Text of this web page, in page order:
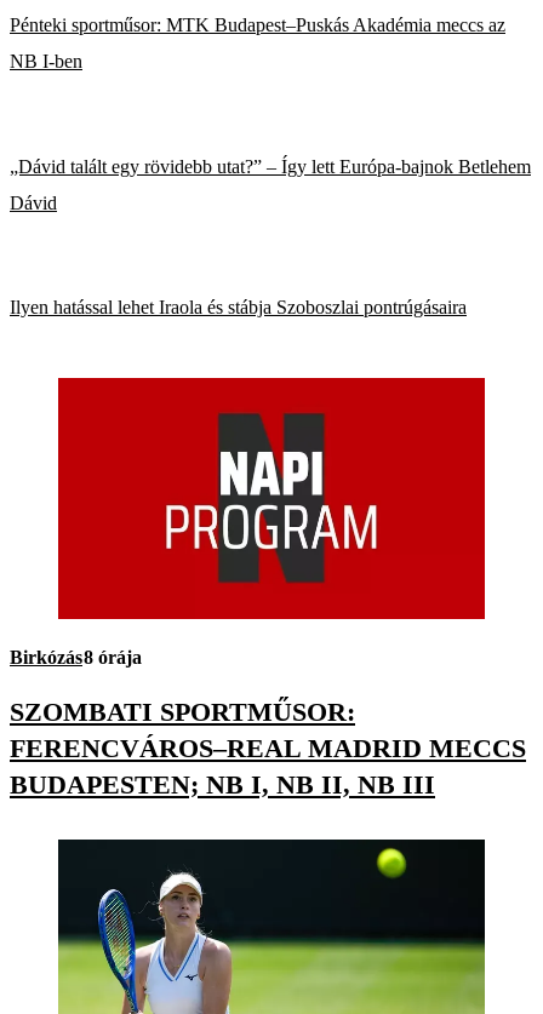
Pénteki sportműsor: MTK Budapest–Puskás Akadémia meccs az
NB I-ben
„Dávid talált egy rövidebb utat?” – Így lett Európa-bajnok Betlehem
Dávid
Ilyen hatással lehet Iraola és stábja Szoboszlai pontrúgásaira
Birkózás8 órája
SZOMBATI SPORTMŰSOR:
FERENCVÁROS–REAL MADRID MECCS
BUDAPESTEN; NB I, NB II, NB III